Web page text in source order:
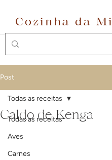
Cozinha da Mi
Post
Todas as receitas
Aves
Carnes
Todas as receitas
Caldo de Kenga